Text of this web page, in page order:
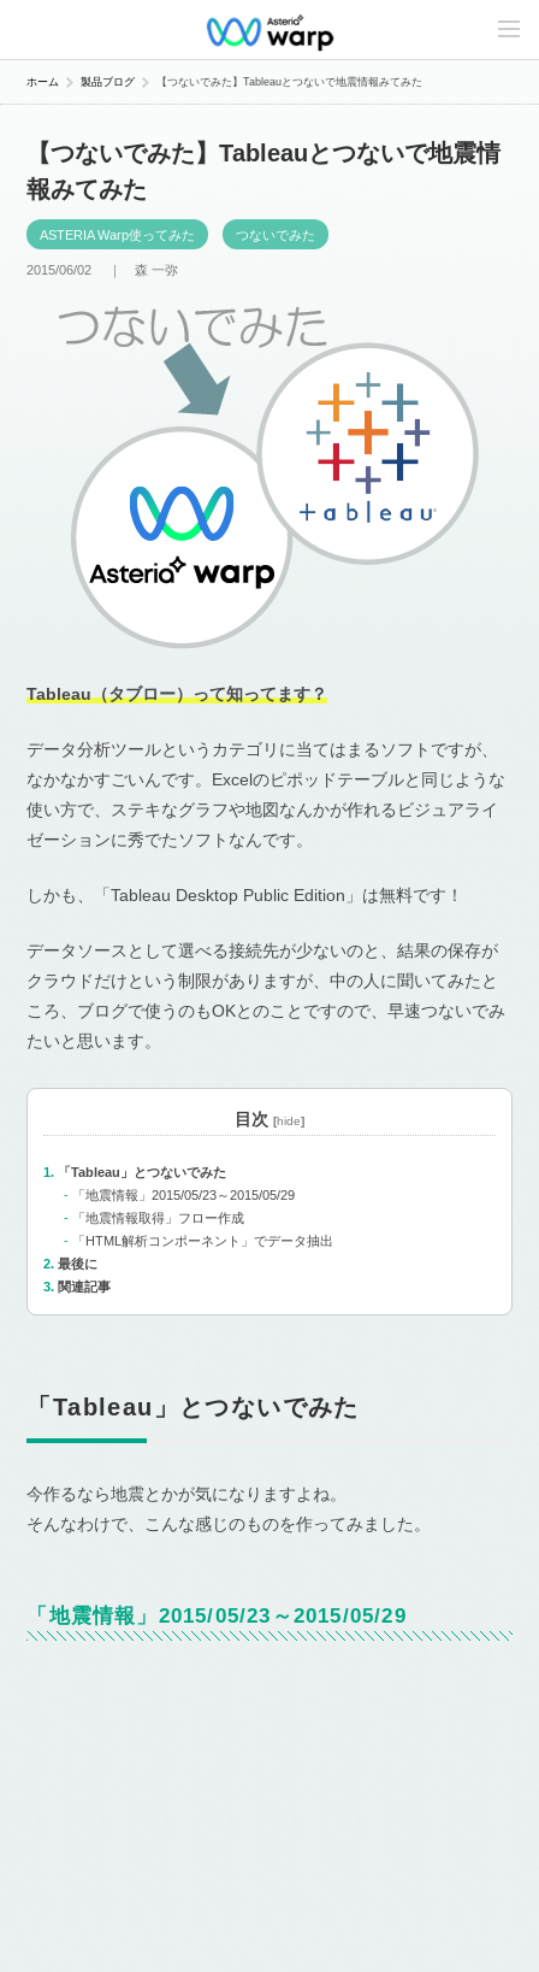
C
n
e
ホーム 製品ブログ 【つないでみた】Tableauとつないで地震情報みてみた
【つないでみた】Tableauとつないで地震情
報みてみた
ASTERIA Warp使ってみた つないでみた
2015/06/02 ｜森 一弥
Tableau（タブロー）って知ってます？
データ分析ツールというカテゴリに当てはまるソフトですが、
なかなかすごいんです。Excelのピポッドテーブルと同じような
使い方で、ステキなグラフや地図なんかが作れるビジュアライ
ゼーションに秀でたソフトなんです。
しかも、「Tableau Desktop Public Edition」は無料です！
データソースとして選べる接続先が少ないのと、結果の保存が
クラウドだけという制限がありますが、中の人に聞いてみたと
ころ、ブログで使うのもOKとのことですので、早速つないでみ
たいと思います。
目次 [hide]
「Tableau」とつないでみた
「地震情報」2015/05/23～2015/05/29
「地震情報取得」フロー作成
「HTML解析コンポーネント」でデータ抽出
最後に
関連記事
「Tableau」とつないでみた
今作るなら地震とかが気になりますよね。
そんなわけで、こんな感じのものを作ってみました。
「地震情報」2015/05/23～2015/05/29